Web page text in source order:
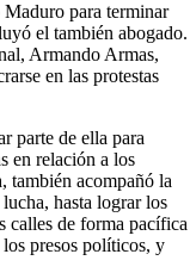
para terminar
el también abogado.
Armando Armas,
en las protestas
parte de ella para
en relación a los
también acompañó la
hasta lograr los
calles de forma pacífica
presos políticos, y